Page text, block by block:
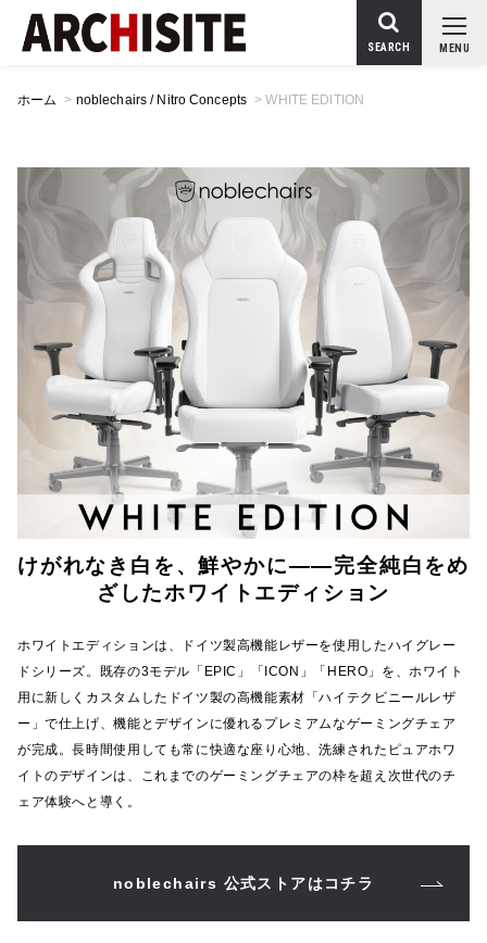
MENU
SEARCH
ホーム > noblechairs / Nitro Concepts >WHITE EDITION
けがれなき白を、鮮やかに――完全純白をめ
ざしたホワイトエディション
ホワイトエディションは、ドイツ製高機能レザーを使用したハイグレー
ドシリーズ。既存の3モデル「EPIC」「ICON」「HERO」を、ホワイト
用に新しくカスタムしたドイツ製の高機能素材「ハイテクビニールレザ
ー」で仕上げ、機能とデザインに優れるプレミアムなゲーミングチェア
が完成。長時間使用しても常に快適な座り心地、洗練されたピュアホワ
イトのデザインは、これまでのゲーミングチェアの枠を超え次世代のチ
ェア体験へと導く。
noblechairs 公式ストアはコチラ